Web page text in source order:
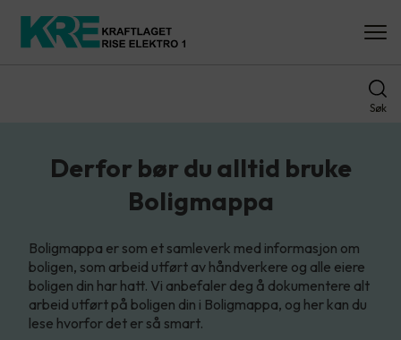
Søk
Derfor bør du alltid bruke
Boligmappa
Boligmappa er som et samleverk med informasjon om
boligen, som arbeid utført av håndverkere og alle eiere
boligen din har hatt. Vi anbefaler deg å dokumentere alt
arbeid utført på boligen din i Boligmappa, og her kan du
lese hvorfor det er så smart.